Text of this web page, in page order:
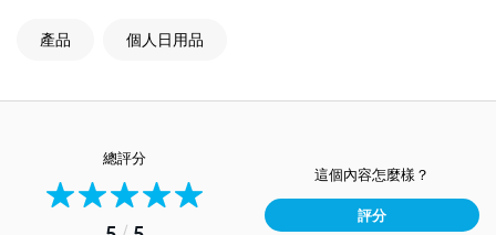
產品 個人日用品
總評分
這個內容怎麼樣？
評分